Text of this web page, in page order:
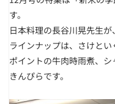
す。
日本料理の長谷川晃先生が
ラインナップは、さけと
ポイントの牛肉時雨煮、
きんぴらです。